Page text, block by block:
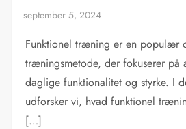
Funktionel træning er en populær
træningsmetode, der fokuserer på
daglige funktionalitet og styrke. I
udforsker vi, hvad funktionel
[…]